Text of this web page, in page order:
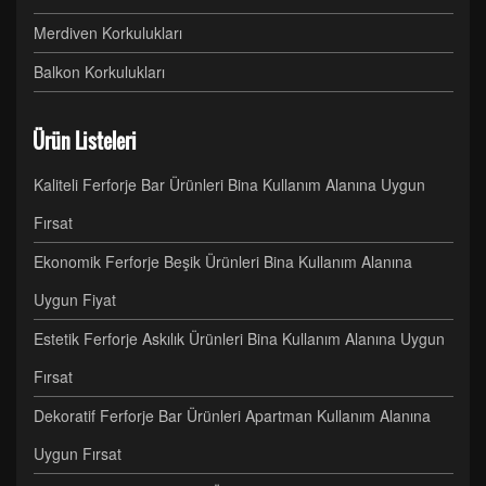
Merdiven Korkulukları
Balkon Korkulukları
Ürün Listeleri
Kaliteli Ferforje Bar Ürünleri Bina Kullanım Alanına Uygun
Fırsat
Ekonomik Ferforje Beşik Ürünleri Bina Kullanım Alanına
Uygun Fiyat
Estetik Ferforje Askılık Ürünleri Bina Kullanım Alanına Uygun
Fırsat
Dekoratif Ferforje Bar Ürünleri Apartman Kullanım Alanına
Uygun Fırsat